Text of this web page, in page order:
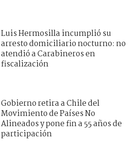
Luis Hermosilla incumplió su
arresto domiciliario nocturno: no
atendió a Carabineros en
fiscalización
Gobierno retira a Chile del
Movimiento de Países No
Alineados y pone fin a 55 años de
participación